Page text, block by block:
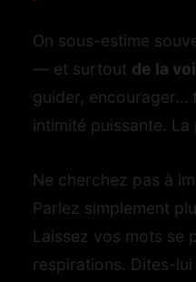
On sous-estime
— et surtout de la
guider, encourager…
intimité puissante.
Ne cherchez pas à
Parlez simplement
Laissez vos mots se
respirations. Dites-